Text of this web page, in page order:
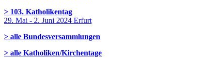
> 103. Katholikentag
29. Mai - 2. Juni 2024 Erfurt
> alle Bundesversammlungen
> alle Katholiken/Kirchentage